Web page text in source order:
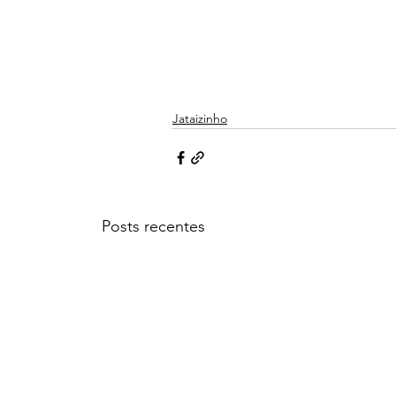
Jataizinho
Posts recentes